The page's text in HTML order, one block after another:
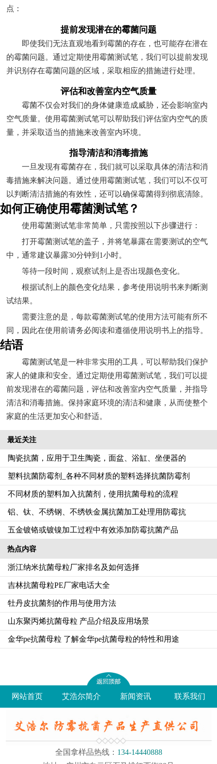
点：
提前发现潜在的霉菌问题
即使我们无法直观地看到霉菌的存在，也可能存在潜在
的霉菌问题。通过定期使用霉菌测试笔，我们可以提前发现
并识别存在霉菌问题的区域，采取相应的措施进行处理。
评估和改善室内空气质量
霉菌不仅会对我们的身体健康造成威胁，还会影响室内
空气质量。使用霉菌测试笔可以帮助我们评估室内空气的质
量，并采取适当的措施来改善室内环境。
指导清洁和消毒措施
一旦发现有霉菌存在，我们就可以采取具体的清洁和消
毒措施来解决问题。通过使用霉菌测试笔，我们可以不仅可
以判断清洁措施的有效性，还可以确保霉菌得到彻底清除。
如何正确使用霉菌测试笔？
使用霉菌测试笔非常简单，只需按照以下步骤进行：
打开霉菌测试笔的盖子，并将笔暴露在需要测试的空气
中，通常建议暴露30分钟到1小时。
等待一段时间，观察试剂上是否出现颜色变化。
根据试剂上的颜色变化结果，参考使用说明书来判断测
试结果。
需要注意的是，每款霉菌测试笔的使用方法可能有所不
同，因此在使用前请务必阅读和遵循使用说明书上的指导。
结语
霉菌测试笔是一种非常实用的工具，可以帮助我们保护
家人的健康和安全。通过定期使用霉菌测试笔，我们可以提
前发现潜在的霉菌问题，评估和改善室内空气质量，并指导
清洁和消毒措施。保持家庭环境的清洁和健康，从而使整个
家庭的生活更加安心和舒适。
最近关注
陶瓷抗菌，应用于卫生陶瓷，面盆、浴缸、坐便器的
塑料抗菌防霉剂_各种不同材质的塑料选择抗菌防霉剂
不同材质的塑料加入抗菌剂，使用抗菌母粒的流程‌
铝、钛、不绣钢、不绣铁金属抗菌加工处理用防霉抗
五金镀铬或镀镍加工过程中有效添加防霉抗菌产品
热点内容
浙江纳米抗菌母粒厂家排名及如何选择
吉林抗菌母粒PE厂家电话大全
牡丹皮抗菌剂的作用与使用方法
山东聚丙烯抗菌母粒 产品介绍及应用场景
金华pe抗菌母粒 了解金华pe抗菌母粒的特性和用途
网站首页 艾浩尔简介 新闻资讯 联系我们
全国拿样品热线： 134-14440888